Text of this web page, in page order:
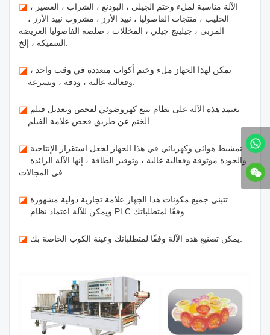
◪
الحليب ، منتجات الفاصوليا ، نبيذ الأرز ، مشروب نبيذ الأرز ،
المربى ، جيلينج جيلي ، المخللات ، صلصة الفاصوليا العريضة
◪
◪
◪ تمشيط هوائي وكهربائي في هذا الجهاز لجعل استقرار الإنتاجية
والجودة موثوقة وفعالية عالية ، وتوفير الطاقة ، إنها الآلة الرائدة
◪ تتبنى جميع مكونات هذا الجهاز علامة تجارية دولية مشهورة
◪